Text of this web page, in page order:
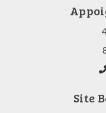
Site